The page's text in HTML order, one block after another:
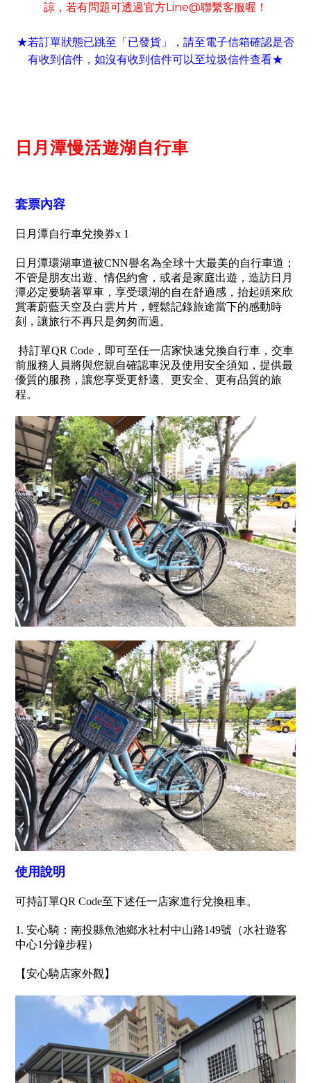
諒 ， 若有問題可透過官方Line@聯繫客服喔！
★若訂單狀態已跳至「已發貨」 ， 請至電子信箱確認是否
有收到信件 ， 如沒有收到信件可以至垃圾信件查看★
日月潭慢活遊湖自行車
套票內容
日月潭自行車兌換券x 1
日月潭環湖車道被CNN譽名為全球十大最美的自行車道；
不管是朋友出遊、情侶約會，或者是家庭出遊，造訪日月
潭必定要騎著單車，享受環湖的自在舒適感，抬起頭來欣
賞著蔚藍天空及白雲片片，輕鬆記錄旅途當下的感動時
刻，讓旅行不再只是匆匆而過。
持訂單QR Code，即可至任一店家快速兌換自行車，交車
前服務人員將與您親自確認車況及使用安全須知，提供最
優質的服務，讓您享受更舒適、更安全、更有品質的旅
程。
使用說明
可持訂單QR Code至下述任一店家進行兌換租車。
1. 安心騎：南投縣魚池鄉水社村中山路149號（水社遊客
中心1分鐘步程）
【安心騎店家外觀】